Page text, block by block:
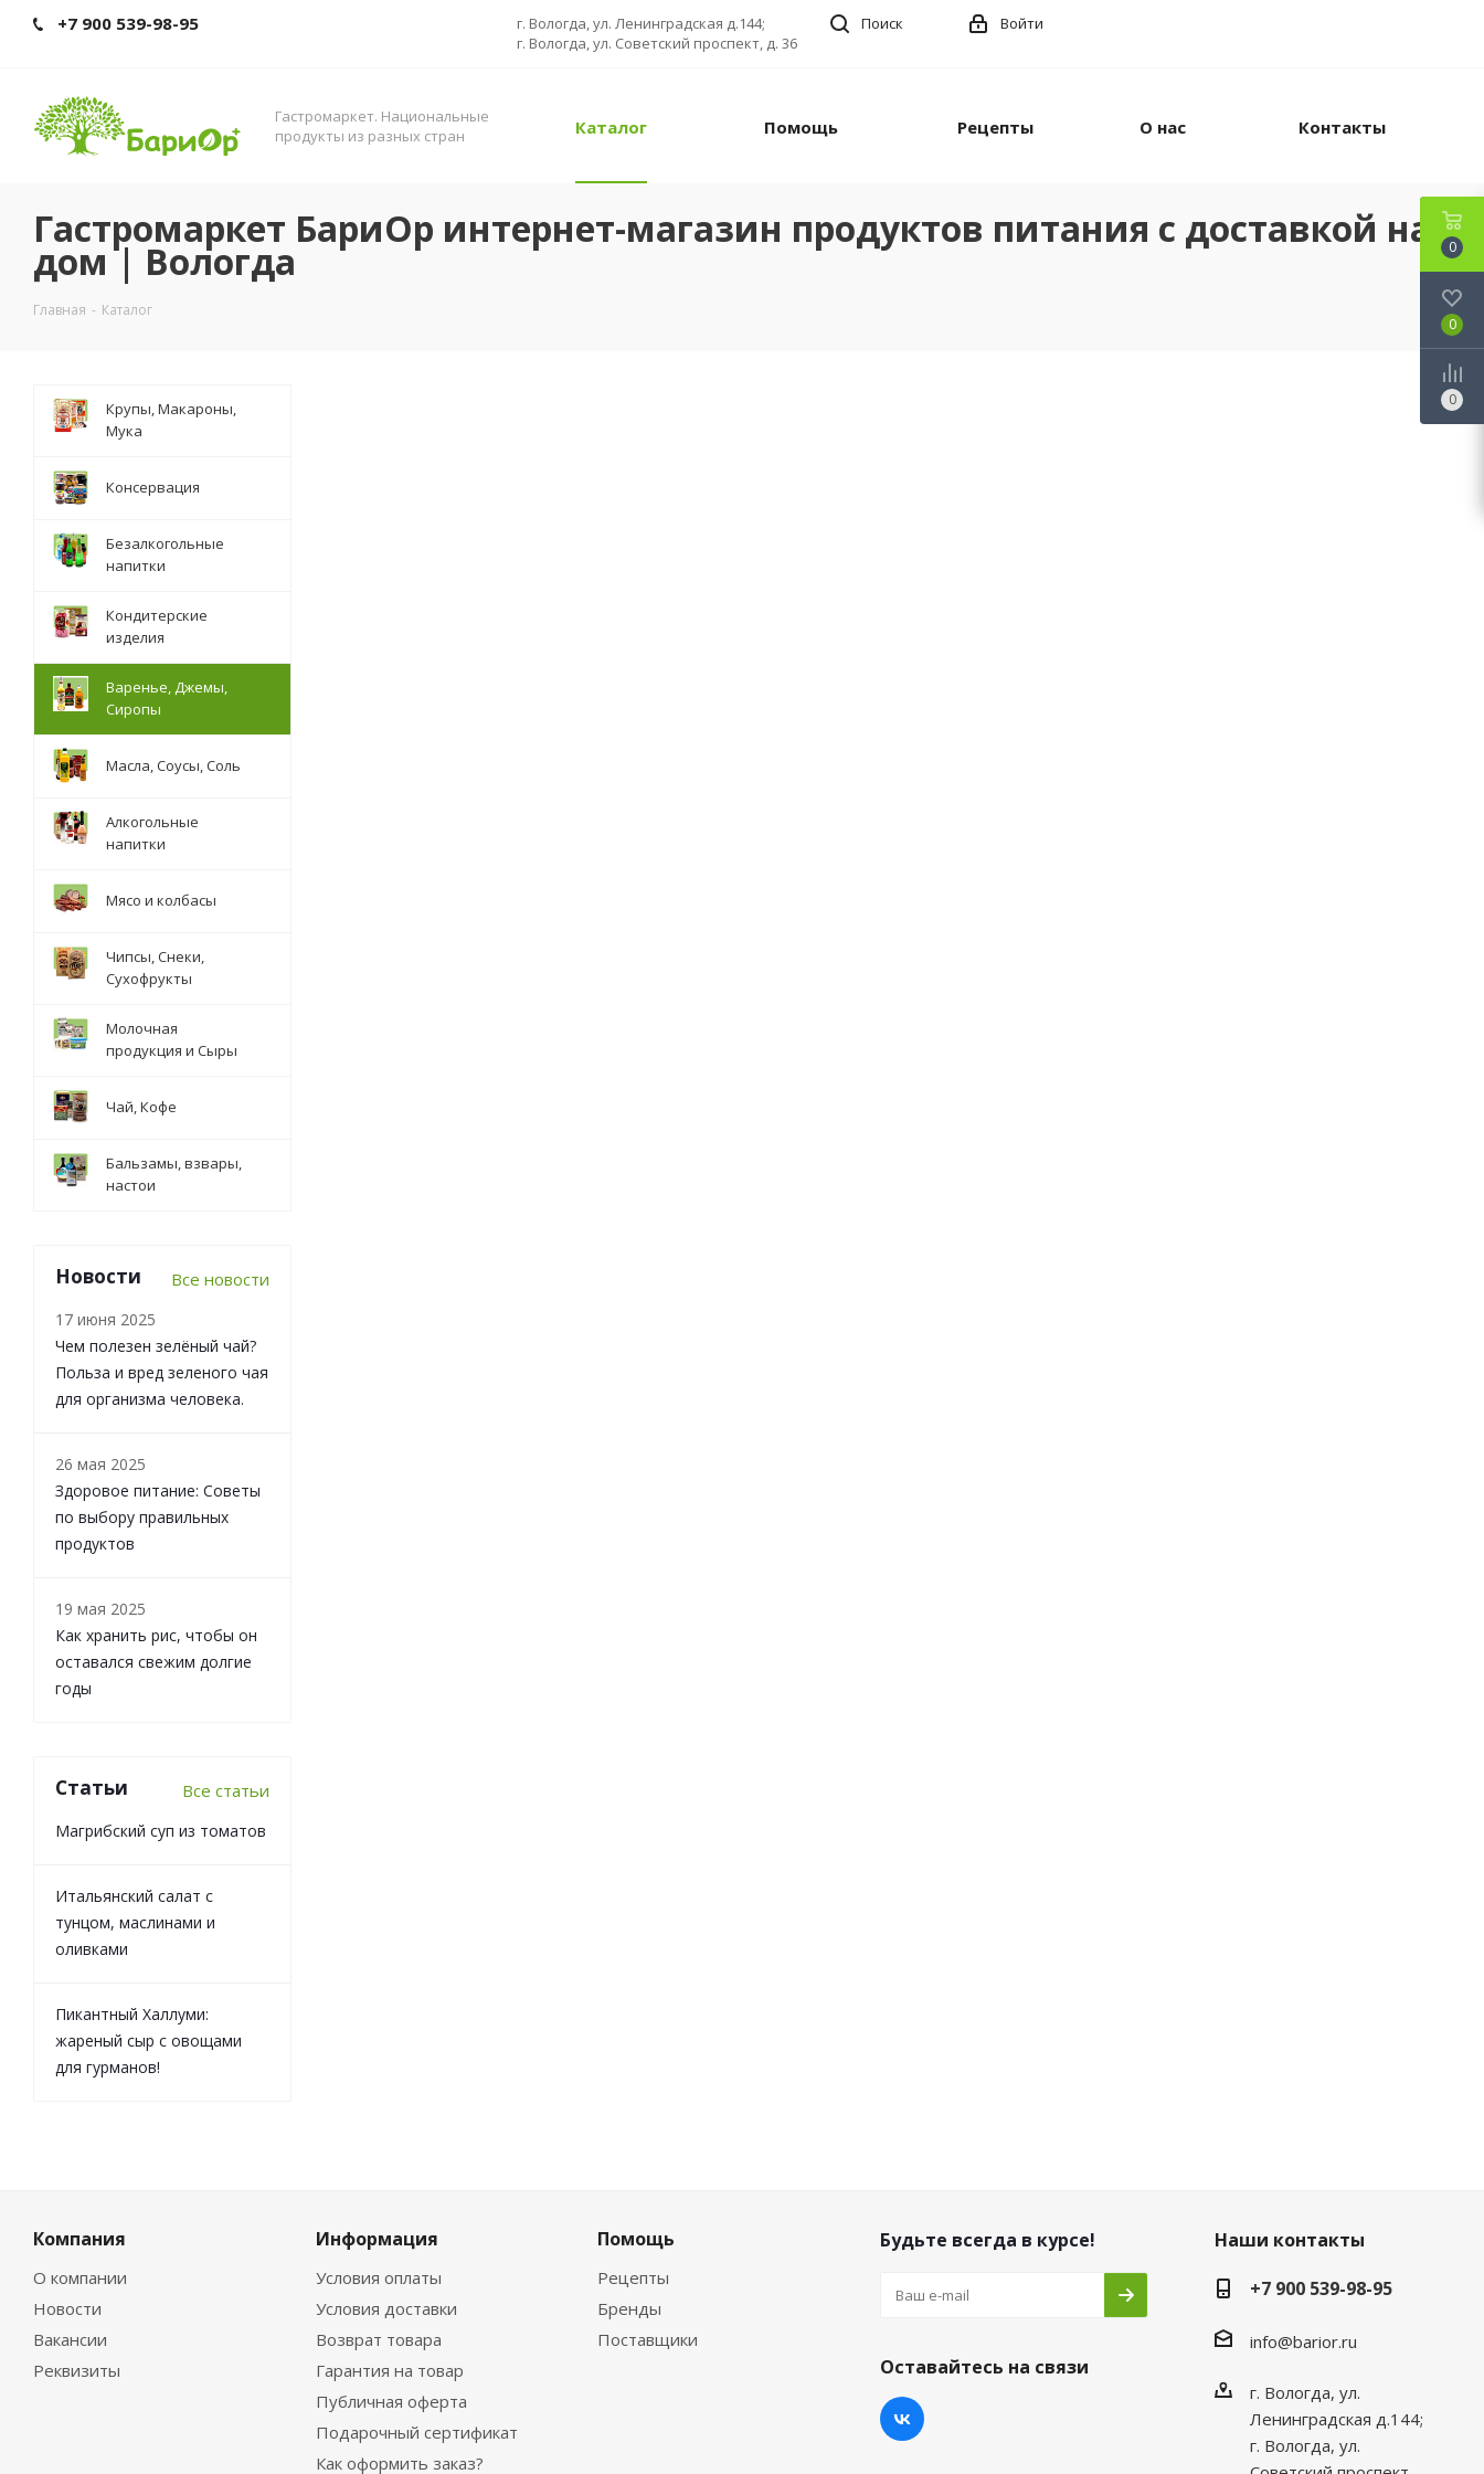
+7 900 539-98-95
г. Вологда, ул. Ленинградская д.144;
г. Вологда, ул. Советский проспект, д. 36
Поиск Войти
Гастромаркет. Нациoнальные
прoдукты из разных стран
Каталог Помощь Рецепты О нас Контакты
Гастромаркет БариОр интернет-магазин продуктов питания с доставкой на
дом | Вологда
Главная - Каталог
Крупы, Макароны,
Мука
Консервация
Безалкогольные
напитки
Кондитерские
изделия
Варенье, Джемы,
Сиропы
Масла, Соусы, Соль
Алкогольные
напитки
Мясо и колбасы
Чипсы, Снеки,
Сухофрукты
Молочная
продукция и Сыры
Чай, Кофе
Бальзамы, взвары,
настои
Новости Все новости
17 июня 2025
Чем полезен зелёный чай?
Польза и вред зеленого чая
для организма человека.
26 мая 2025
Здоровое питание: Советы
по выбору правильных
продуктов
19 мая 2025
Как хранить рис, чтобы он
оставался свежим долгие
годы
Статьи Все статьи
Магрибский суп из томатов
Итальянский салат с
тунцом, маслинами и
оливками
Пикантный Халлуми:
жареный сыр с овощами
для гурманов!
Компания
О компании
Новости
Вакансии
Реквизиты
Информация
Условия оплаты
Условия доставки
Возврат товара
Гарантия на товар
Публичная оферта
Подарочный сертификат
Как оформить заказ?
Помощь
Рецепты
Бренды
Поставщики
Будьте всегда в курсе!
Оставайтесь на связи
Наши контакты
+7 900 539-98-95
info@barior.ru
г. Вологда, ул.
Ленинградская д.144;
г. Вологда, ул.
0
0
0